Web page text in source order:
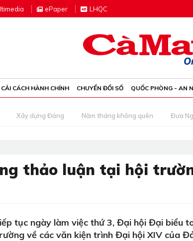
ePaper LHQC
CẢI CÁCH HÀNH CHÍNH CHUYỂN ĐỔI SỐ QUỐC PHÒNG - AN
Xây dựng Đảng Năm tháng không quên Đưa
thảo luận tại hội
tục ngày làm việc thứ 3, Đại hội Đại biểu
về các văn kiện trình Đại hội XIV của